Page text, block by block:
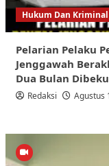
Hukum Dan Kriminal
Pelarian Pelaku
Jenggawah
Dua Bulan
Redaksi Agustus